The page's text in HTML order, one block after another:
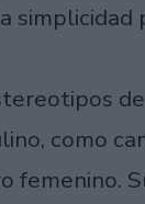
simplicidad
como
femenino.